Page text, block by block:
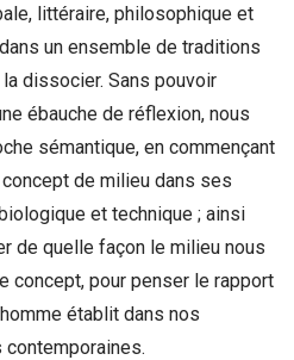
littéraire, philosophique et
un ensemble de traditions
dissocier. Sans pouvoir
ébauche de réflexion, nous
sémantique, en commençant
de milieu dans ses
et technique ; ainsi
de quelle façon le milieu nous
concept, pour penser le rapport
établit dans nos